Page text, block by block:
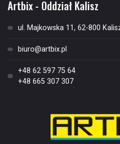
Artbix - Oddział Kalisz
ul. Majkowska 11, 62-800
biuro@artbix.pl
+48 62 597 75 64
+48 665 307 307